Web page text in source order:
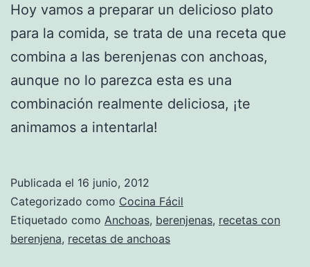
Hoy vamos a preparar un delicioso plato
para la comida, se trata de una receta que
combina a las berenjenas con anchoas,
aunque no lo parezca esta es una
combinación realmente deliciosa, ¡te
animamos a intentarla!
Publicada el 16 junio, 2012
Categorizado como Cocina Fácil
Etiquetado como Anchoas, berenjenas, recetas con
berenjena, recetas de anchoas